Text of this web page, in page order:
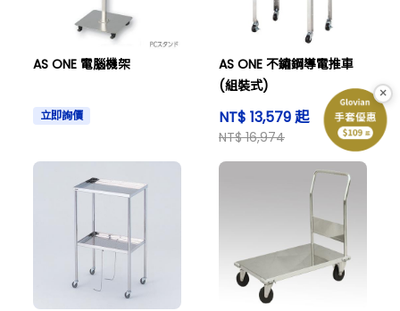
AS ONE 電腦機架
立即詢價
AS ONE 不鏽鋼導電推車
(組裝式)
NT$ 13,579 起
NT$ 16,974
×